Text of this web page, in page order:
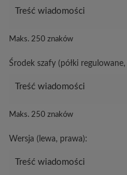
Maks. 250 znaków
Środek szafy (półki
Maks. 250 znaków
Wersja (lewa, prawa):